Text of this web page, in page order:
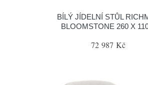
BÍLÝ JÍDELNÍ STŮL
BLOOMSTONE 260 X
72 987 Kč